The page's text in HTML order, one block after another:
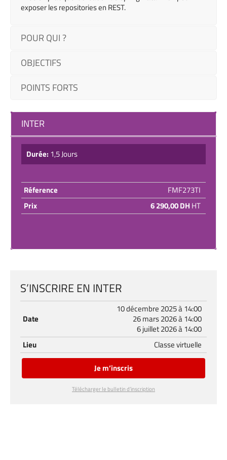
exposer les repositories en REST.
POUR QUI ?
OBJECTIFS
POINTS FORTS
INTER
Durée: 1,5 Jours
Réference
FMF273TI
Prix
6 290,00 DH HT
S’INSCRIRE EN INTER
Date
10 décembre 2025 à 14:00
26 mars 2026 à 14:00
6 juillet 2026 à 14:00
Lieu
Classe virtuelle
Je m’inscris
Télécharger le bulletin d’inscription